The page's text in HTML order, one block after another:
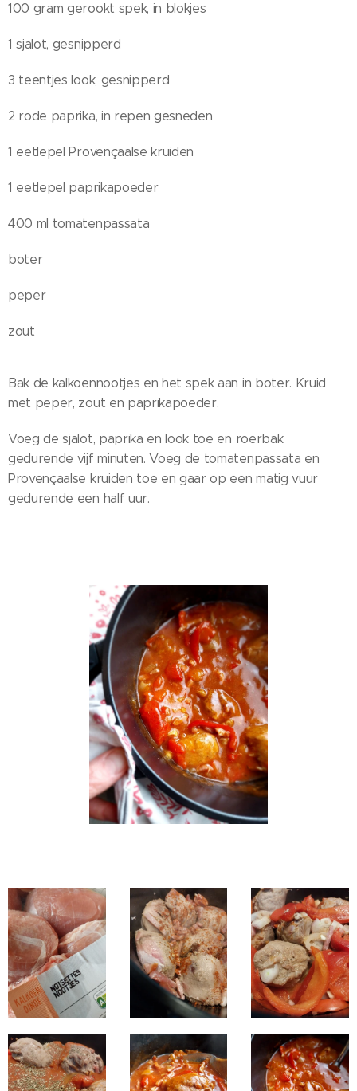
100 gram gerookt spek, in blokjes
1 sjalot, gesnipperd
3 teentjes look, gesnipperd
2 rode paprika, in repen gesneden
1 eetlepel Provençaalse kruiden
1 eetlepel paprikapoeder
400 ml tomatenpassata
boter
peper
zout
Bak de kalkoennootjes en het spek aan in boter. Kruid
met peper, zout en paprikapoeder.
Voeg de sjalot, paprika en look toe en roerbak
gedurende vijf minuten. Voeg de tomatenpassata en
Provençaalse kruiden toe en gaar op een matig vuur
gedurende een half uur.